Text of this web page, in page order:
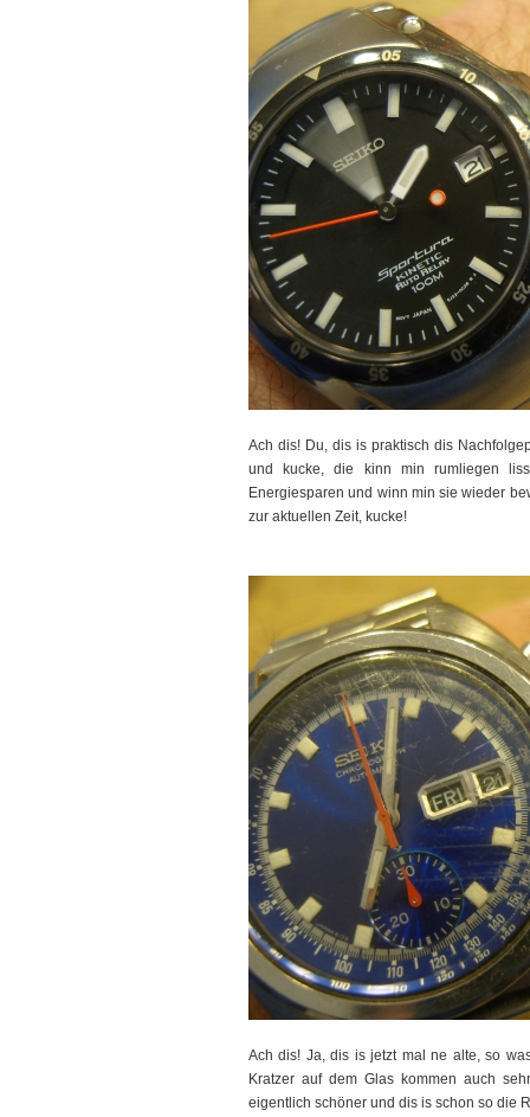
Ach dis! Du, dis is praktisch dis
und kucke, die kinn min rumliegen
Energiesparen und winn min sie wieder
zur aktuellen Zeit, kucke!
Ach dis! Ja, dis is jetzt mal ne alte, so
Kratzer auf dem Glas kommen auch
eigentlich schöner und dis is schon so die